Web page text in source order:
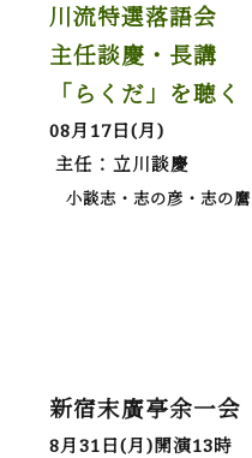
川流特選落語会
主任談慶・長講
「らくだ」を聴く
08月17日(月)
主任：立川談慶
小談志・志の彦・志の麿
新宿末廣亭余一会
8月31日(月)開演13時